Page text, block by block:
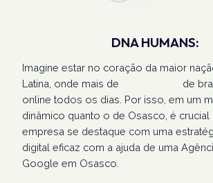
DNA HUMANS:
Imagine estar no coração da maior
Latina, onde mais de
de
online todos os dias. Por isso, em um
dinâmico quanto o de Osasco, é crucial
empresa se destaque com uma
digital eficaz com a ajuda de uma
Google em Osasco.